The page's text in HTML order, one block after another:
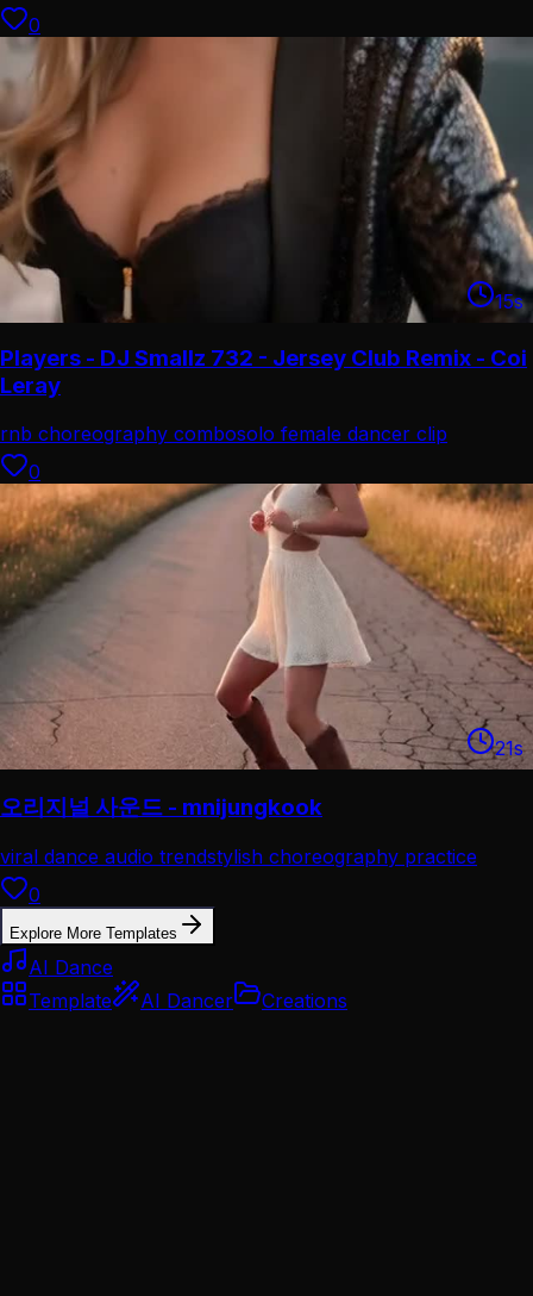
0
15s
Players - DJ Smallz 732 - Jersey Club Remix - Coi
Leray
rnb choreography combosolo female dancer clip
0
21s
오리지널 사운드 - mnijungkook
viral dance audio trendstylish choreography practice
0
Explore More Templates
AI Dance
Template
AI Dancer Creations